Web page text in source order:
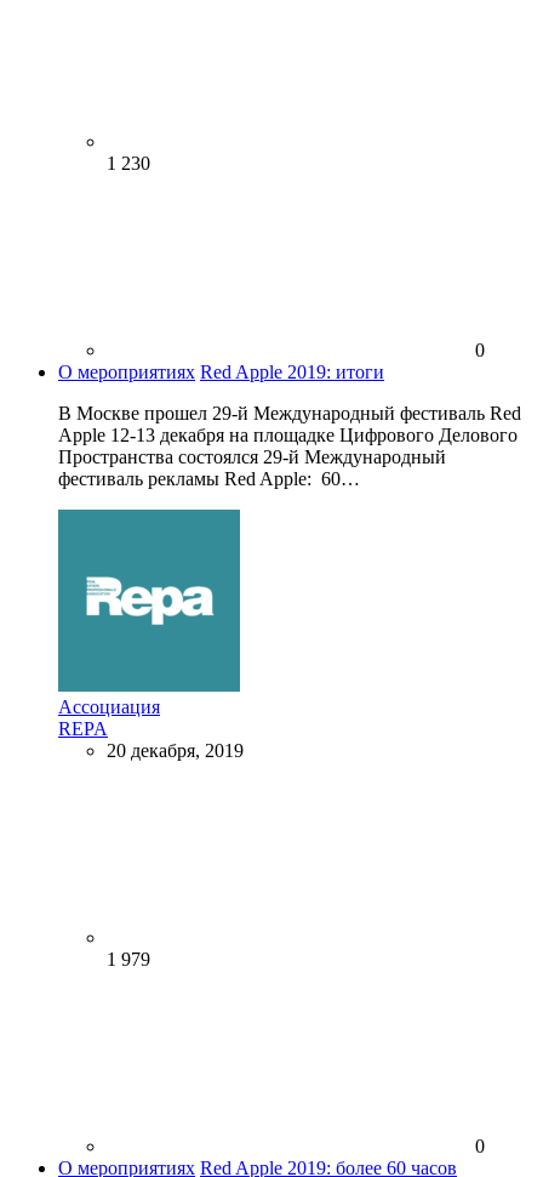
1 230
0
О мероприятиях Red Apple 2019: итоги
В Москве прошел 29-й Международный фестиваль Red
Apple 12-13 декабря на площадке Цифрового Делового
Пространства состоялся 29-й Международный
фестиваль рекламы Red Apple: 60…
Ассоциация
REPA
20 декабря, 2019
1 979
0
О мероприятиях Red Apple 2019: более 60 часов